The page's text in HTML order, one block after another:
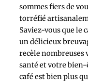
sommes fiers de
torréfié
Saviez-vous que le
un délicieux
recèle nombreuses
santé et votre
café est bien plus